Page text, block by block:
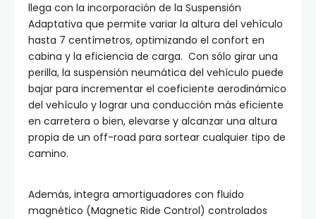
llega con la incorporación de la Suspensión
Adaptativa que permite variar la altura del vehículo
hasta 7 centímetros, optimizando el confort en
cabina y la eficiencia de carga. Con sólo girar una
perilla, la suspensión neumática del vehículo puede
bajar para incrementar el coeficiente aerodinámico
del vehículo y lograr una conducción más eficiente
en carretera o bien, elevarse y alcanzar una altura
propia de un off-road para sortear cualquier tipo de
camino.
Además, integra amortiguadores con fluido
magnético (Magnetic Ride Control) controlados